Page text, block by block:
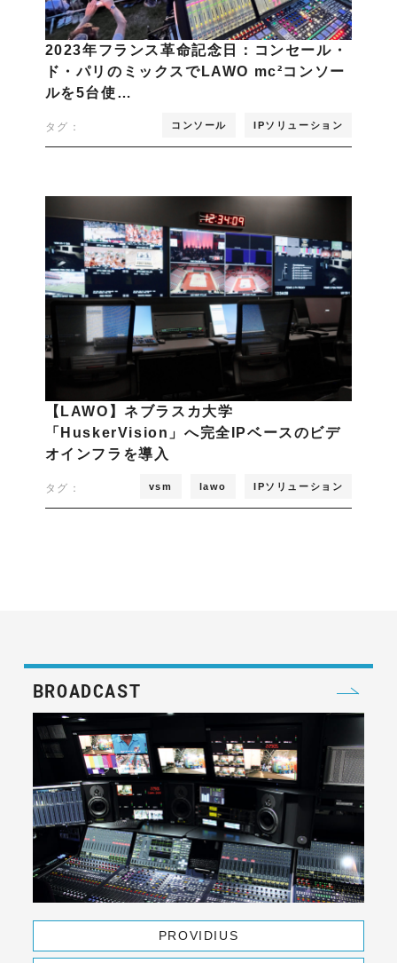
2023年フランス革命記念日：コンセール・
ド・パリのミックスでLAWO mc²コンソー
ルを5台使…
タグ： コンソール IPソリューション
【LAWO】ネブラスカ大学
「HuskerVision」へ完全IPベースのビデ
オインフラを導入
タグ： vsm lawo IPソリューション
BROADCAST
PROVIDIUS